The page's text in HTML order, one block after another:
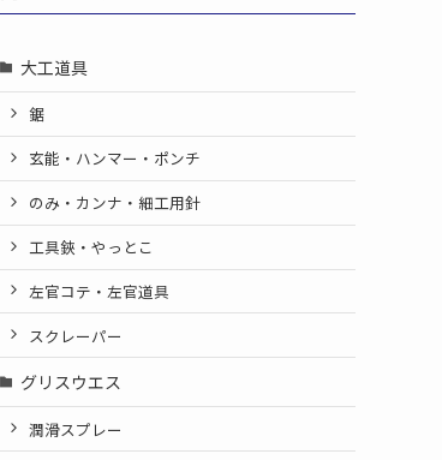
大工道具
鋸
玄能・ハンマー・ポンチ
のみ・カンナ・細工用針
工具鋏・やっとこ
左官コテ・左官道具
スクレーパー
グリスウエス
潤滑スプレー